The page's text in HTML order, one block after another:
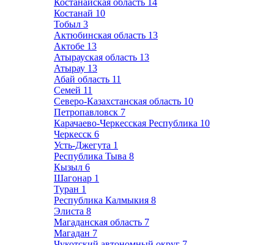
Костанайская область 14
Костанай 10
Тобыл 3
Актюбинская область 13
Актобе 13
Атырауская область 13
Атырау 13
Абай область 11
Семей 11
Северо-Казахстанская область 10
Петропавловск 7
Карачаево-Черкесская Республика 10
Черкесск 6
Усть-Джегута 1
Республика Тыва 8
Кызыл 6
Шагонар 1
Туран 1
Республика Калмыкия 8
Элиста 8
Магаданская область 7
Магадан 7